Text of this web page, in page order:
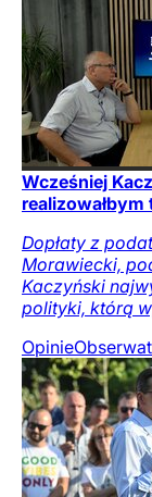
Wcześniej
realizowałbym
Dopłaty z
Morawiecki,
Kaczyński
polityki, którą
Opinie